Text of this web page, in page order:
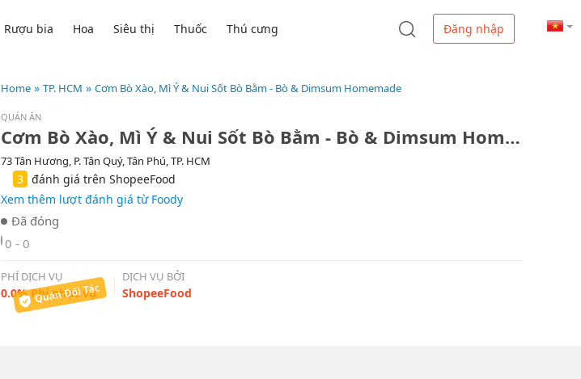
Rượu bia Hoa Siêu thị Thuốc Thú cưng Đăng nhập
Home TP. HCM Cơm Bò Xào, Mì Ý & Nui Sốt Bò Bằm - Bò & Dimsum Homemade
QUÁN ĂN
Cơm Bò Xào, Mì Ý & Nui Sốt Bò Bằm - Bò & Dimsum Homemade
73 Tân Hương, P. Tân Quý, Tân Phú, TP. HCM
3 đánh giá trên ShopeeFood
Xem thêm lượt đánh giá từ Foody
0 - 0
PHÍ DỊCH VỤ
0.0% Phí phục vụ
DỊCH VỤ BỞI
ShopeeFood